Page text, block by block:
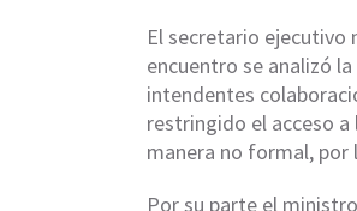
El secretario ejecutivo
encuentro se analizó
intendentes
restringido el acceso a
manera no formal, por
Por su parte el